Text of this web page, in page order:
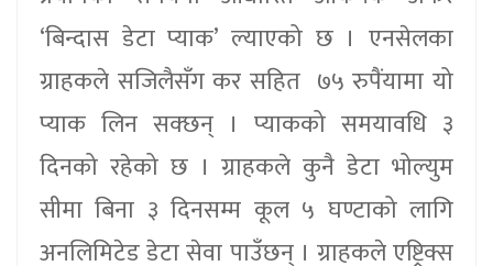
‘बिन्दास डेटा प्याक’ ल्याएको छ । एनसेलका
ग्राहकले सजिलैसँग कर सहित ७५ रुपैंयामा यो
प्याक लिन सक्छन् । प्याकको समयावधि ३
दिनको रहेको छ । ग्राहकले कुनै डेटा भोल्युम
सीमा बिना ३ दिनसम्म कूल ५ घण्टाको लागि
अनलिमिटेड डेटा सेवा पाउँछन् । ग्राहकले एष्ट्रिक्स